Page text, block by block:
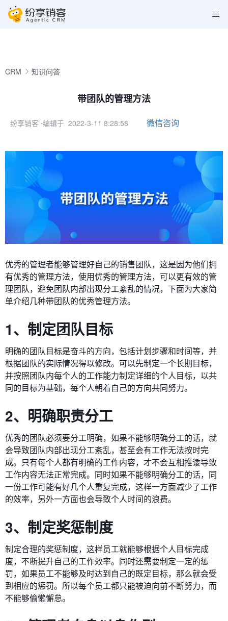
CRM 知识问答
带团队的管理方法
纷享销客 ⋅编辑于 2022-3-11 8:28:58 微信咨询
优秀的管理者能够管理好自己的销售团队，这是因为他们拥
有优秀的管理方法，使用优秀的管理方法，可以更有效的管
理团队，避免团队内部出现分工紊乱的情况，下面为大家简
单介绍几种带团队的优秀管理方法。
1、制定团队目标
明确的团队目标是奋斗的方向，包括计划步骤和时间等，并
根据团队的实际情况得以修改。可以先制定一个长期目标，
并按照团队内每个人的工作能力制定详细的个人目标，以共
同的目标为基础，每个人朝着自己的方向共同努力。
2、明确职责分工
优秀的团队必须要分工明确，如果不能够明确分工的话，就
会导致团队内部出现分工紊乱，甚至会有工作无法按时完
成。只有每个人都有明确的工作内容，才不会互相推诿导致
工作内容无法正常完成。同时如果不能够明确分工的话，同
一份工作可能有好几个人重复完成，这样一方面减少了工作
的效率，另外一方面也会导致个人时间的浪费。
3、制定奖惩制度
制定合理的奖惩制度，这样员工就能够根据个人目标完成
度，不断提升自己的工作效率。同时还需要制定一定的惩
罚，如果员工不能够及时达到自己的既定目标，那么就会受
到相应的惩罚。所以每个员工都只能被迫向前不断努力，而
不能够偷懒懈怠。